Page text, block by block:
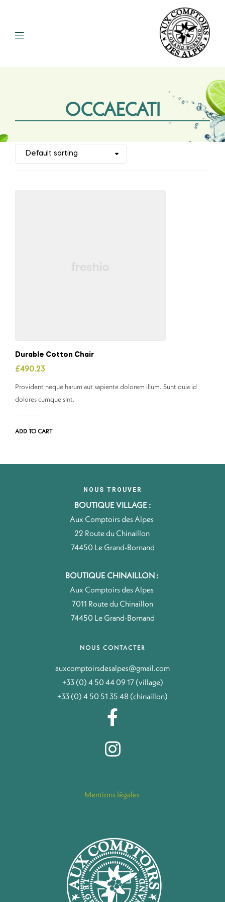
OCCAECATI
Durable Cotton Chair
£490.23
Provident neque harum aut sapiente dolorem illum. Sunt quia id
dolores cumque sint.
ADD TO CART
NOUS TROUVER
BOUTIQUE VILLAGE :
Aux Comptoirs des Alpes
22 Route du Chinaillon
74450 Le Grand-Bornand
BOUTIQUE CHINAILLON :
Aux Comptoirs des Alpes
7011 Route du Chinaillon
74450 Le Grand-Bornand
NOUS CONTACTER
auxcomptoirsdesalpes@gmail.com
+33 (0) 4 50 44 09 17 (village)
+33 (0) 4 50 51 35 48 (chinaillon)
Mentions légales